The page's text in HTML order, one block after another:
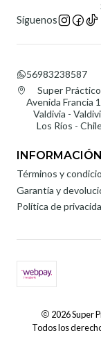
Síguenos
56983238587
Super Práctico
Avenida Francia
Valdivia -
Los Ríos -
INFORMACIÓN
Términos y
Garantía y
Política de
2026 Super
Todos los